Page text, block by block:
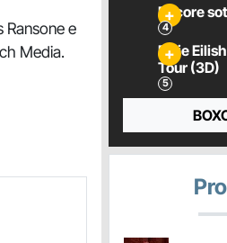
Ransone e
Media.
Pecore
Billie
Tour (3D)